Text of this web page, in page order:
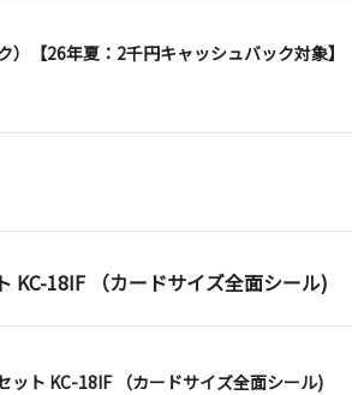
）【26年夏：2千円キャッシュバック対象】
KC-18IF （カードサイズ全面シール)
ット KC-18IF （カードサイズ全面シール)